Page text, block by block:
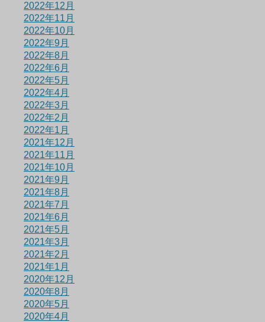
2022年12月
2022年11月
2022年10月
2022年9月
2022年8月
2022年6月
2022年5月
2022年4月
2022年3月
2022年2月
2022年1月
2021年12月
2021年11月
2021年10月
2021年9月
2021年8月
2021年7月
2021年6月
2021年5月
2021年3月
2021年2月
2021年1月
2020年12月
2020年8月
2020年5月
2020年4月